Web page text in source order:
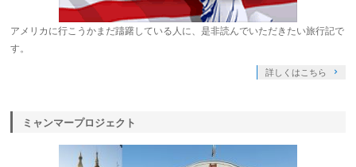
アメリカに行こうかまだ躊躇している人に、是非読んでいただきたい旅行記で
す。
詳しくはこちら
ミャンマープロジェクト